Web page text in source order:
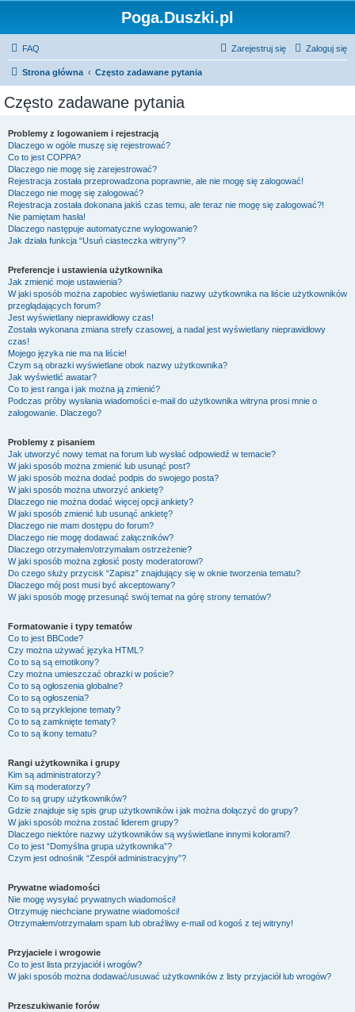
Poga.Duszki.pl
FAQ Zaloguj się
Zarejestruj się
Strona główna Często zadawane pytania
Często zadawane pytania
Problemy z logowaniem i rejestracją
Dlaczego w ogóle muszę się rejestrować?
Co to jest COPPA?
Dlaczego nie mogę się zarejestrować?
Rejestracja została przeprowadzona poprawnie, ale nie mogę się zalogować!
Dlaczego nie mogę się zalogować?
Rejestracja została dokonana jakiś czas temu, ale teraz nie mogę się zalogować?!
Nie pamiętam hasła!
Dlaczego następuje automatyczne wylogowanie?
Jak działa funkcja “Usuń ciasteczka witryny”?
Preferencje i ustawienia użytkownika
Jak zmienić moje ustawienia?
W jaki sposób można zapobiec wyświetlaniu nazwy użytkownika na liście użytkowników
przeglądających forum?
Jest wyświetlany nieprawidłowy czas!
Została wykonana zmiana strefy czasowej, a nadal jest wyświetlany nieprawidłowy
czas!
Mojego języka nie ma na liście!
Czym są obrazki wyświetlane obok nazwy użytkownika?
Jak wyświetlić awatar?
Co to jest ranga i jak można ją zmienić?
Podczas próby wysłania wiadomości e-mail do użytkownika witryna prosi mnie o
zalogowanie. Dlaczego?
Problemy z pisaniem
Jak utworzyć nowy temat na forum lub wysłać odpowiedź w temacie?
W jaki sposób można zmienić lub usunąć post?
W jaki sposób można dodać podpis do swojego posta?
W jaki sposób można utworzyć ankietę?
Dlaczego nie można dodać więcej opcji ankiety?
W jaki sposób zmienić lub usunąć ankietę?
Dlaczego nie mam dostępu do forum?
Dlaczego nie mogę dodawać załączników?
Dlaczego otrzymałem/otrzymałam ostrzeżenie?
W jaki sposób można zgłosić posty moderatorowi?
Do czego służy przycisk “Zapisz” znajdujący się w oknie tworzenia tematu?
Dlaczego mój post musi być akceptowany?
W jaki sposób mogę przesunąć swój temat na górę strony tematów?
Formatowanie i typy tematów
Co to jest BBCode?
Czy można używać języka HTML?
Co to są są emotikony?
Czy można umieszczać obrazki w poście?
Co to są ogłoszenia globalne?
Co to są ogłoszenia?
Co to są przyklejone tematy?
Co to są zamknięte tematy?
Co to są ikony tematu?
Rangi użytkownika i grupy
Kim są administratorzy?
Kim są moderatorzy?
Co to są grupy użytkowników?
Gdzie znajduje się spis grup użytkowników i jak można dołączyć do grupy?
W jaki sposób można zostać liderem grupy?
Dlaczego niektóre nazwy użytkowników są wyświetlane innymi kolorami?
Co to jest “Domyślna grupa użytkownika”?
Czym jest odnośnik “Zespół administracyjny”?
Prywatne wiadomości
Nie mogę wysyłać prywatnych wiadomości!
Otrzymuję niechciane prywatne wiadomości!
Otrzymałem/otrzymałam spam lub obraźliwy e-mail od kogoś z tej witryny!
Przyjaciele i wrogowie
Co to jest lista przyjaciół i wrogów?
W jaki sposób można dodawać/usuwać użytkowników z listy przyjaciół lub wrogów?
Przeszukiwanie forów